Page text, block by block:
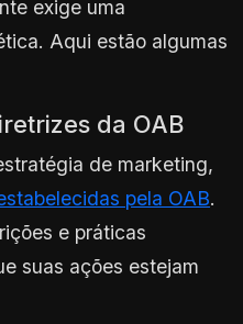
exige uma
Aqui estão algumas
da OAB
de marketing,
pela OAB.
e práticas
suas ações estejam